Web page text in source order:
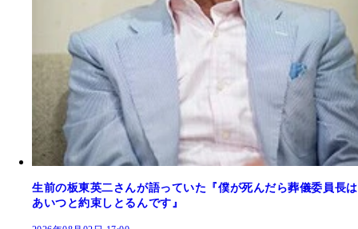
生前の板東英二さんが語っていた『僕が死んだら葬儀委員長は
あいつと約束しとるんです』